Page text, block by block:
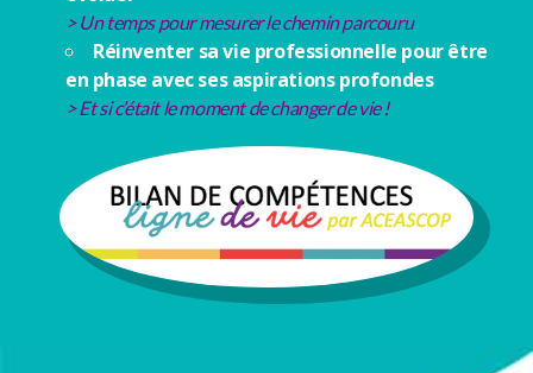
> Un temps pour mesurer le chemin parcouru
Réinventer sa vie professionnelle pour être
en phase avec ses aspirations profondes
> Et si c’était le moment de changer de vie !